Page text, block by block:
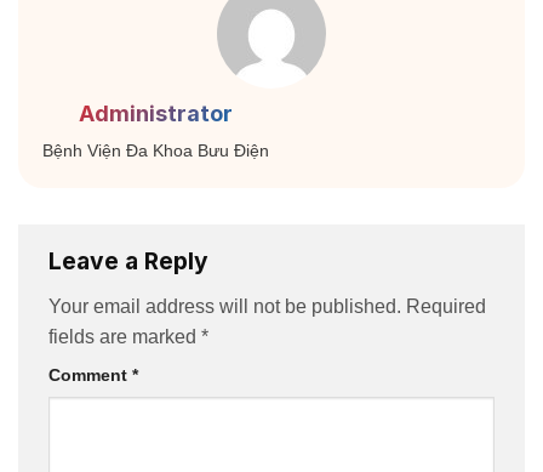
Administrator
Bệnh Viện Đa Khoa Bưu Điện
Leave a Reply
Your email address will not be published. Required
fields are marked *
Comment *